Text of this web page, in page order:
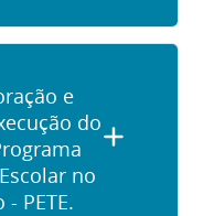
e
do
no
PETE.